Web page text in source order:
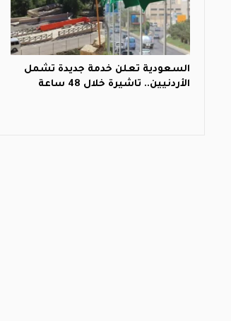
السعودية تعلن خدمة جديدة تشمل
الأردنيين.. تاشيرة خلال 48 ساعة